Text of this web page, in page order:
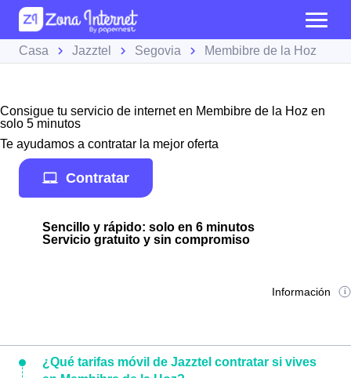
Casa Jazztel Segovia Membibre de la Hoz
Consigue tu servicio de internet en Membibre de la Hoz en
solo 5 minutos
Te ayudamos a contratar la mejor oferta
Contratar
Sencillo y rápido: solo en 6 minutos
Servicio gratuito y sin compromiso
Información
¿Qué tarifas móvil de Jazztel contratar si vives